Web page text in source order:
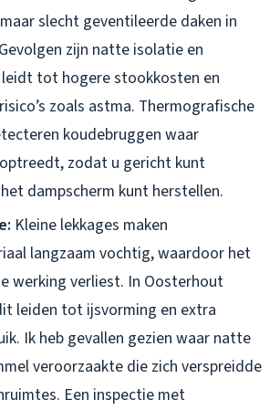
slecht geventileerde daken in
zijn natte isolatie en
tot hogere stookkosten en
zoals astma. Thermografische
koudebruggen waar
zodat u gericht kunt
dampscherm kunt herstellen.
Kleine lekkages maken
langzaam vochtig, waardoor het
werking verliest. In Oosterhout
leiden tot ijsvorming en extra
Ik heb gevallen gezien waar natte
veroorzaakte die zich verspreidde
Een inspectie met